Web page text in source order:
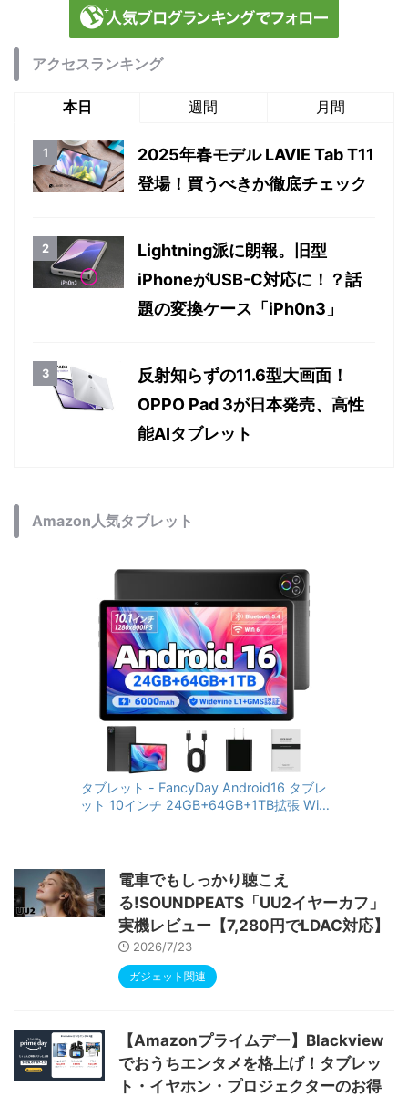
アクセスランキング
本日 週間 月間
2025年春モデル LAVIE Tab T11
登場！買うべきか徹底チェック
Lightning派に朗報。旧型
iPhoneがUSB-C対応に！？話
題の変換ケース「iPh0n3」
反射知らずの11.6型大画面！
OPPO Pad 3が日本発売、高性
能AIタブレット
Amazon人気タブレット
タブレット - FancyDay Android16 タブレ
ット 10インチ 24GB+64GB+1TB拡張 WiFi
RGBライト 児童守護 IPS画面 日本語説明書
電車でもしっかり聴こえ
る!SOUNDPEATS「UU2イヤーカフ」
実機レビュー【7,280円でLDAC対応】
2026/7/23
ガジェット関連
【Amazonプライムデー】Blackview
でおうちエンタメを格上げ！タブレッ
ト・イヤホン・プロジェクターのお得